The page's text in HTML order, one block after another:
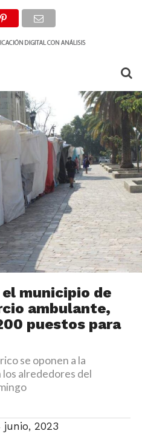
municipio de
ambulante,
puestos para
se oponen a la
alrededores del
junio, 2023